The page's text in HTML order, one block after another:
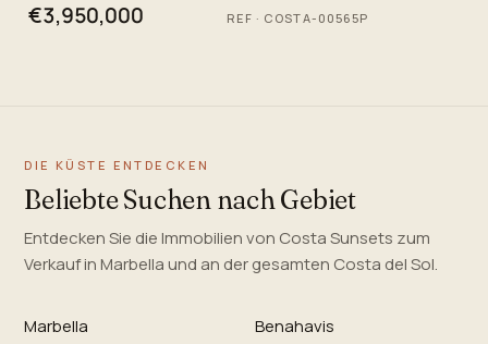
€3,950,000 REF · COSTA-00565P
DIE KÜSTE ENTDECKEN
Beliebte Suchen nach Gebiet
Entdecken Sie die Immobilien von Costa Sunsets zum
Verkauf in Marbella und an der gesamten Costa del Sol.
Marbella
Benahavis